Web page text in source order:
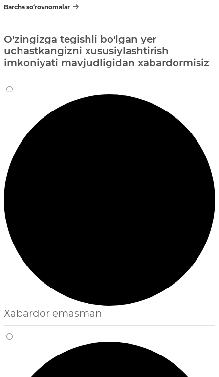
Barcha so‘rovnomalar
O'zingizga tegishli bo'lgan yer
uchastkangizni xususiylashtirish
imkoniyati mavjudligidan xabardormisiz
Xabardor emasman